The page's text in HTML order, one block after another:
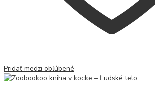
Pridať medzi obľúbené